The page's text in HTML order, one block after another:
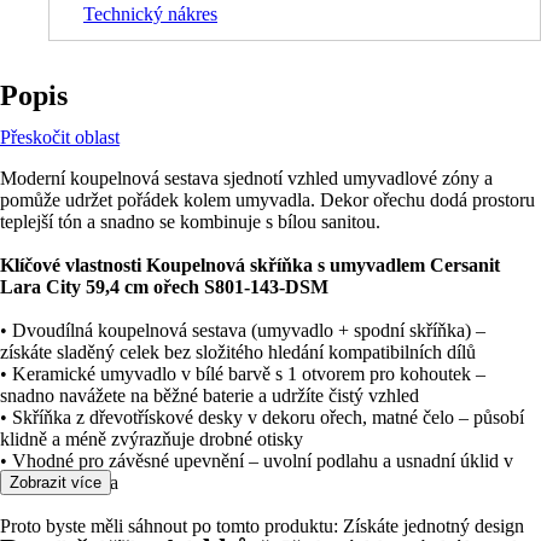
Technický nákres
Popis
Přeskočit oblast
Moderní koupelnová sestava sjednotí vzhled umyvadlové zóny a
pomůže udržet pořádek kolem umyvadla. Dekor ořechu dodá prostoru
teplejší tón a snadno se kombinuje s bílou sanitou.
Klíčové vlastnosti Koupelnová skříňka s umyvadlem Cersanit
Lara City 59,4 cm ořech S801-143-DSM
• Dvoudílná koupelnová sestava (umyvadlo + spodní skříňka) –
získáte sladěný celek bez složitého hledání kompatibilních dílů
• Keramické umyvadlo v bílé barvě s 1 otvorem pro kohoutek –
snadno navážete na běžné baterie a udržíte čistý vzhled
• Skříňka z dřevotřískové desky v dekoru ořech, matné čelo – působí
klidně a méně zvýrazňuje drobné otisky
• Vhodné pro závěsné upevnění – uvolní podlahu a usnadní úklid v
okolí umyvadla
Proto byste měli sáhnout po tomto produktu: Získáte jednotný design
Zobrazit více